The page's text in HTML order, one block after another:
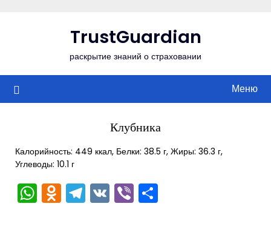
TrustGuardian
раскрытие знаний о страховании
Меню
Клубника
Калорийность: 449 ккал, Белки: 38.5 г, Жиры: 36.3 г,
Углеводы: 10.1 г
WhatsApp
Odnoklassniki
Telegram
VKViber